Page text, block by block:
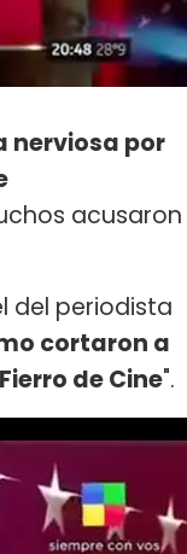
nerviosa por
acusaron
del periodista
cortaron a
de Cine".